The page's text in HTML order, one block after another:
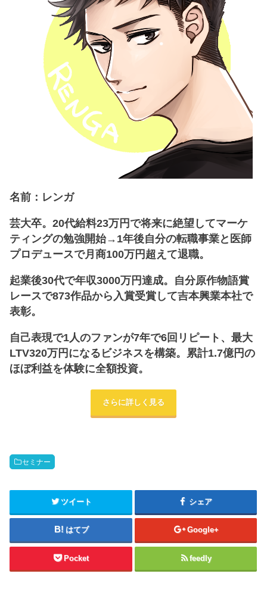
名前：レンガ
芸大卒。20代給料23万円で将来に絶望してマーケ
ティングの勉強開始→1年後自分の転職事業と医師
プロデュースで月商100万円超えて退職。
起業後30代で年収3000万円達成。自分原作物語賞
レースで873作品から入賞受賞して吉本興業本社で
表彰。
自己表現で1人のファンが7年で6回リピート、最大
LTV320万円になるビジネスを構築。累計1.7億円の
ほぼ利益を体験に全額投資。
さらに詳しく見る
セミナー
ツイート シェア
はてブ Google+
Pocket feedly